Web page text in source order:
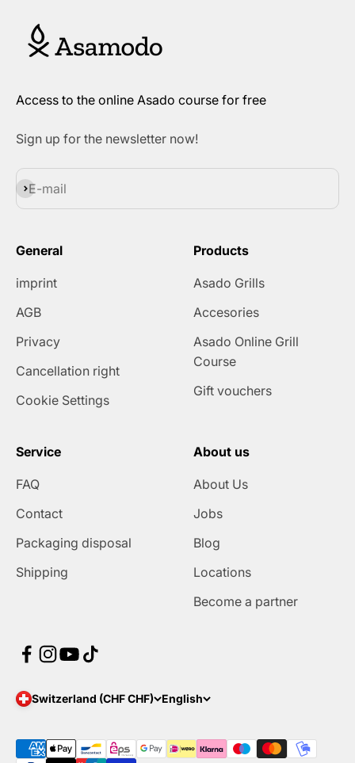
Access to the online Asado course for free
Sign up for the newsletter now!
E-mail
Subscribe
General
imprint
AGB
Privacy
Cancellation right
Cookie Settings
Products
Asado Grills
Accesories
Asado Online Grill
Course
Gift vouchers
Service
FAQ
Contact
Packaging disposal
Shipping
About us
About Us
Jobs
Blog
Locations
Become a partner
Switzerland (CHF CHF) English